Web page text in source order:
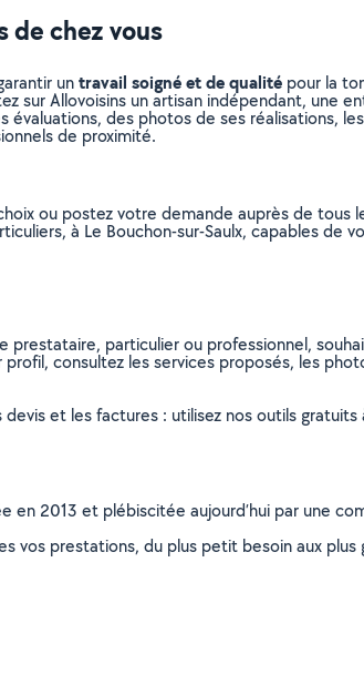
de chez vous
untravail soigné et de qualité pour la
sur Allovoisins un artisan indépendant, une
des photos de ses réalisations,
de proximité.
ou postez votre demande auprès de tous
à Le Bouchon-sur-Saulx, capables de
particulier ou professionnel,
consultez les services proposés, les
et les factures : utilisez nos outils
2013 et plébiscitée aujourd’hui par une
vos prestations, du plus petit besoin aux